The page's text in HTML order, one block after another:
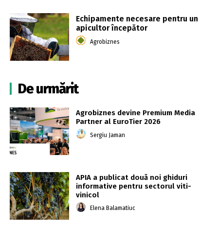
Echipamente necesare pentru un
apicultor începător
Agrobiznes
De urmărit
Agrobiznes devine Premium Media
Partner al EuroTier 2026
Sergiu Jaman
APIA a publicat două noi ghiduri
informative pentru sectorul viti-
vinicol
Elena Balamatiuc